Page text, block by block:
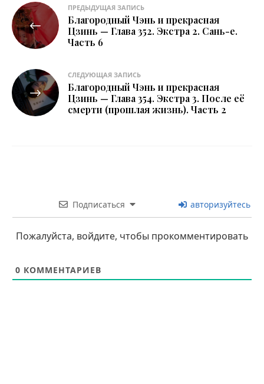
Навигация
по
записям
ПРЕДЫДУЩАЯ ЗАПИСЬ
Благородный Чэнь и прекрасная
Цзинь — Глава 352. Экстра 2. Сань-е.
Часть 6
СЛЕДУЮЩАЯ ЗАПИСЬ
Благородный Чэнь и прекрасная
Цзинь — Глава 354. Экстра 3. После её
смерти (прошлая жизнь). Часть 2
Подписаться авторизуйтесь
Пожалуйста, войдите, чтобы прокомментировать
0 КОММЕНТАРИЕВ